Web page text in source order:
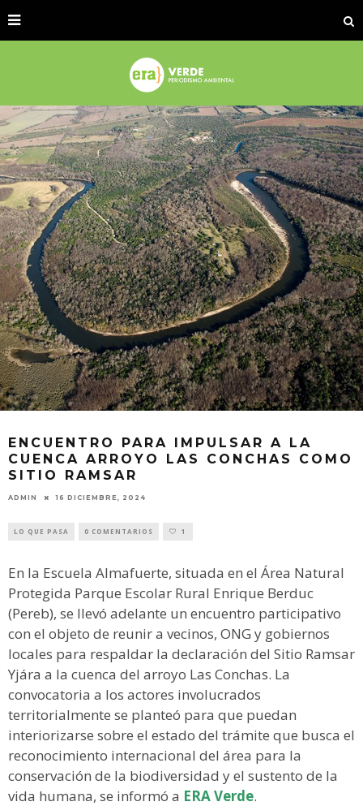
ENCUENTRO PARA IMPULSAR A LA
CUENCA ARROYO LAS CONCHAS COMO
SITIO RAMSAR
ADMIN 16 DICIEMBRE, 2024
LO QUE PASA 0 COMENTARIOS 1
En la Escuela Almafuerte, situada en el Área Natural
Protegida Parque Escolar Rural Enrique Berduc
(Pereb), se llevó adelante un encuentro participativo
con el objeto de reunir a vecinos, ONG y gobiernos
locales para respaldar la declaración del Sitio Ramsar
Yjára a la cuenca del arroyo Las Conchas. La
convocatoria a los actores involucrados
territorialmente se planteó para que puedan
interiorizarse sobre el estado del trámite que busca el
reconocimiento internacional del área para la
conservación de la biodiversidad y el sustento de la
vida humana, se informó a ERA Verde.